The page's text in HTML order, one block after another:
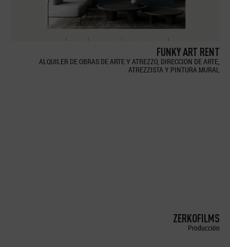
FUNKY ART RENT
ALQUILER DE OBRAS DE ARTE Y ATREZZO, DIRECCION DE ARTE,
ATREZZISTA Y PINTURA MURAL
ZERKOFILMS
Producción